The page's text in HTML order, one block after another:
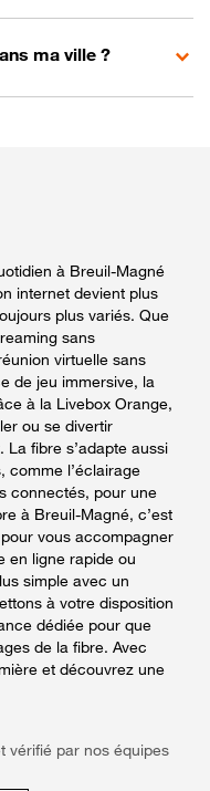
ma ville ?
à Breuil-Magné
internet devient plus
plus variés. Que
sans
virtuelle sans
de jeu immersive, la
à la Livebox Orange,
ou se divertir
fibre s’adapte aussi
comme l’éclairage
connectés, pour une
à Breuil-Magné, c’est
vous accompagner
en ligne rapide ou
simple avec un
à votre disposition
dédiée pour que
de la fibre. Avec
et découvrez une
vérifié par nos équipes